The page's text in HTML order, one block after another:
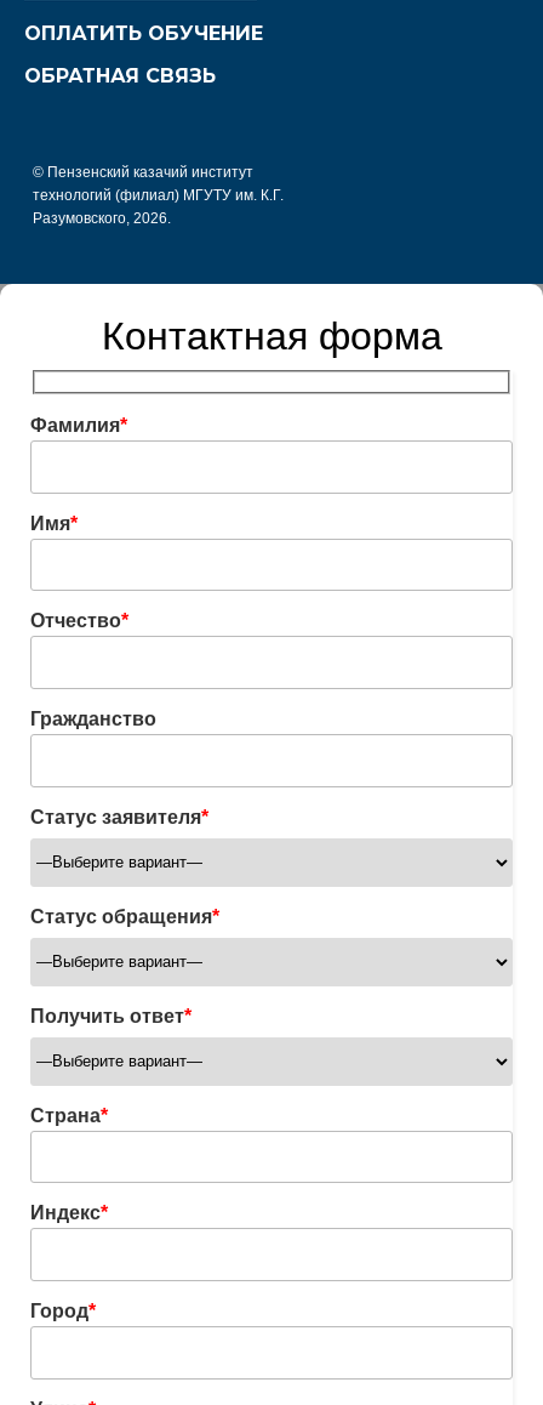
ОПЛАТИТЬ ОБУЧЕНИЕ
ОБРАТНАЯ СВЯЗЬ
© Пензенский казачий институт
технологий (филиал) МГУТУ им. К.Г.
Разумовского, 2026.
Контактная форма
Фамилия*
Имя*
Отчество*
Гражданство
Статус заявителя*
Статус обращения*
Получить ответ*
Страна*
Индекс*
Город*